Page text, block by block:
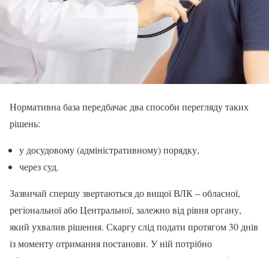
Нормативна база передбачає два способи перегляду таких
рішень:
у досудовому (адміністративному) порядку,
через суд.
Зазвичай спершу звертаються до вищої ВЛК – обласної,
регіональної або Центральної, залежно від рівня органу,
який ухвалив рішення. Скаргу слід подати протягом 30 днів
із моменту отримання постанови. У ній потрібно